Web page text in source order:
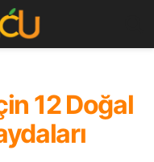
12 Doğal